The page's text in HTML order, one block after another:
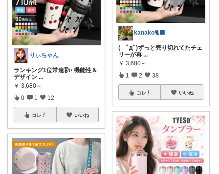
りぃちゃん
ランキング1位常連🎖️✨ 機能性＆
デザイン ...
￥ 3,680～
0 1 12
コレ いいね
kanako🐈‍⬛
( ﾟдﾟ)ずっと売り切れてたチェ
リーが再 ...
￥ 3,680～
1 2 38
コレ いいね